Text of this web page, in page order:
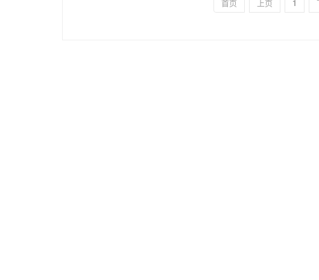
首页 上页 1